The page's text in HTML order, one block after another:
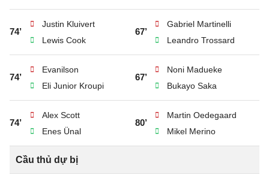
74’
Justin Kluivert
Lewis Cook
67’
Gabriel Martinelli
Leandro Trossard
74’
Evanilson
Eli Junior Kroupi
67’
Noni Madueke
Bukayo Saka
74’
Alex Scott
Enes Ünal
80’
Martin Oedegaard
Mikel Merino
Cầu thủ dự bị